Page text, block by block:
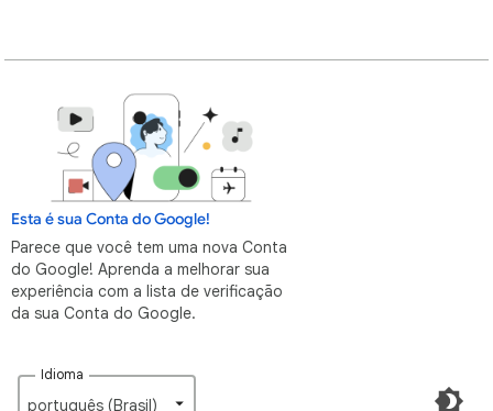
Esta é sua Conta do Google!
Parece que você tem uma nova Conta
do Google! Aprenda a melhorar sua
experiência com a lista de verificação
da sua Conta do Google.
Idioma
português (Brasil)‎